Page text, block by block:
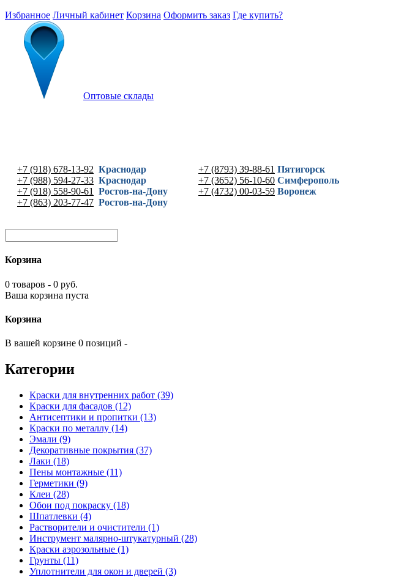
Избранное Личный кабинет Корзина Оформить заказ Где купить?
Оптовые склады
+7 (918) 678-13-92 Краснодар
+7 (988) 594-27-33 Краснодар
+7 (918) 558-90-61
Ростов-на-Дону
+7 (863) 203-77-47 Ростов-на-Дону
+7 (8793) 39-88-61 Пятигорск
+7 (3652) 56-10-60 Симферополь
+7 (4732) 00-03-59 Воронеж
Корзина
0 товаров - 0 руб.
Ваша корзина пуста
Корзина
В вашей корзине 0 позиций -
Категории
Краски для внутренних работ (39)
Краски для фасадов (12)
Антисептики и пропитки (13)
Краски по металлу (14)
Эмали (9)
Декоративные покрытия (37)
Лаки (18)
Пены монтажные (11)
Герметики (9)
Клеи (28)
Обои под покраску (18)
Шпатлевки (4)
Растворители и очистители (1)
Инструмент малярно-штукатурный (28)
Краски аэрозольные (1)
Грунты (11)
Уплотнители для окон и дверей (3)